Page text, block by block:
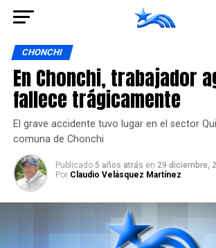
CHONCHI
En Chonchi, trabajador
fallece trágicamente
El grave accidente tuvo lugar en el sector
comuna de Chonchi
Publicado 5 años atrás en 29 diciembre,
Por Claudio Velásquez Martínez
Ir a la versión móvil